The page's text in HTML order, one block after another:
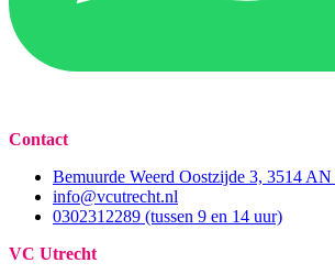
Contact
Bemuurde Weerd Oostzijde 3, 3514
info@vcutrecht.nl
0302312289 (tussen 9 en 14 uur)
VC Utrecht